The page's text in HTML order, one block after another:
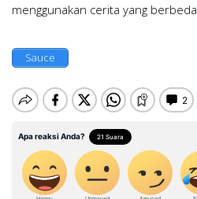
menggunakan cerita yang berbeda.
Sauce